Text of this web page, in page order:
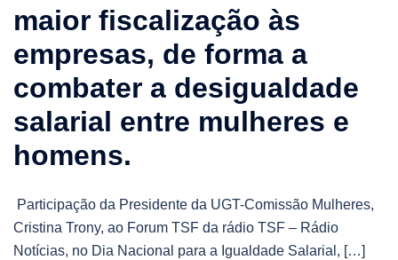
maior fiscalização às
empresas, de forma a
combater a desigualdade
salarial entre mulheres e
homens.
Participação da Presidente da UGT-Comissão Mulheres,
Cristina Trony, ao Forum TSF da rádio TSF – Rádio
Notícias, no Dia Nacional para a Igualdade Salarial, […]